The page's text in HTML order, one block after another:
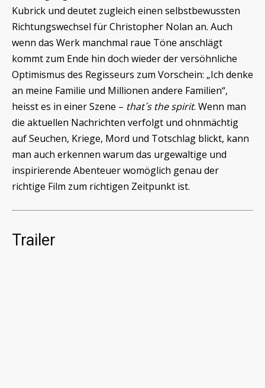
Kubrick und deutet zugleich einen selbstbewussten
Richtungswechsel für Christopher Nolan an. Auch
wenn das Werk manchmal raue Töne anschlägt
kommt zum Ende hin doch wieder der versöhnliche
Optimismus des Regisseurs zum Vorschein: „Ich denke
an meine Familie und Millionen andere Familien“,
heisst es in einer Szene – that´s the spirit. Wenn man
die aktuellen Nachrichten verfolgt und ohnmächtig
auf Seuchen, Kriege, Mord und Totschlag blickt, kann
man auch erkennen warum das urgewaltige und
inspirierende Abenteuer womöglich genau der
richtige Film zum richtigen Zeitpunkt ist.
Trailer